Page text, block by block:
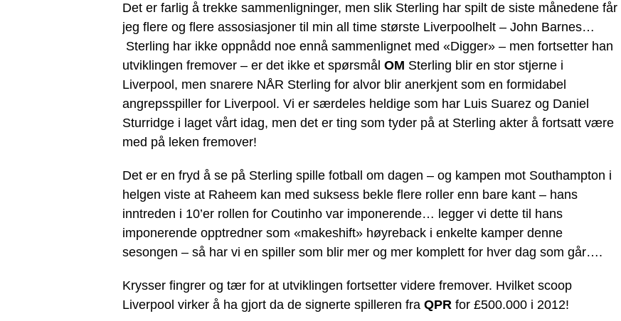
Det er farlig å trekke sammenligninger, men slik Sterling har spilt de siste månedene får
jeg flere og flere assosiasjoner til min all time største Liverpoolhelt – John Barnes…
Sterling har ikke oppnådd noe ennå sammenlignet med «Digger» – men fortsetter han
utviklingen fremover – er det ikke et spørsmål OM Sterling blir en stor stjerne i
Liverpool, men snarere NÅR Sterling for alvor blir anerkjent som en formidabel
angrepsspiller for Liverpool. Vi er særdeles heldige som har Luis Suarez og Daniel
Sturridge i laget vårt idag, men det er ting som tyder på at Sterling akter å fortsatt være
med på leken fremover!
Det er en fryd å se på Sterling spille fotball om dagen – og kampen mot Southampton i
helgen viste at Raheem kan med suksess bekle flere roller enn bare kant – hans
inntreden i 10’er rollen for Coutinho var imponerende… legger vi dette til hans
imponerende opptredner som «makeshift» høyreback i enkelte kamper denne
sesongen – så har vi en spiller som blir mer og mer komplett for hver dag som går….
Krysser fingrer og tær for at utviklingen fortsetter videre fremover. Hvilket scoop
Liverpool virker å ha gjort da de signerte spilleren fra QPR for £500.000 i 2012!